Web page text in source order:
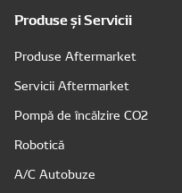
Produse și Servicii
Produse Aftermarket
Servicii Aftermarket
Pompă de încălzire CO2
Robotică
A/C Autobuze